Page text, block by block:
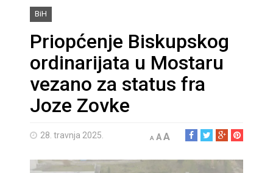
BiH
Priopćenje Biskupskog
ordinarijata u Mostaru
vezano za status fra
Joze Zovke
28. travnja 2025. A AA